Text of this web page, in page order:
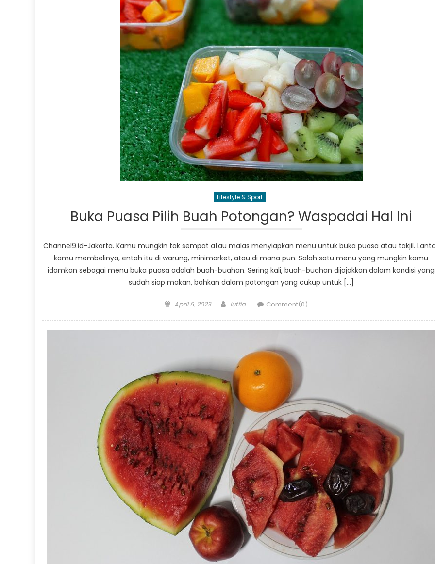
Lifestyle & Sport
Buka Puasa Pilih Buah Potongan? Waspadai Hal Ini
Channel9.id-Jakarta. Kamu mungkin tak sempat atau malas menyiapkan menu untuk buka puasa atau takjil.
kamu membelinya, entah itu di warung, minimarket, atau di mana pun. Salah satu menu yang mungkin kamu
idamkan sebagai menu buka puasa adalah buah-buahan. Sering kali, buah-buahan dijajakkan dalam kondisi yang
sudah siap makan, bahkan dalam potongan yang cukup untuk […]
Posted
April 6, 2023 Author
lutfia Comment(0)